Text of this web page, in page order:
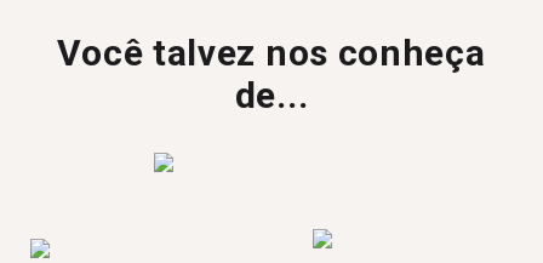
Você talvez nos conheça
de...